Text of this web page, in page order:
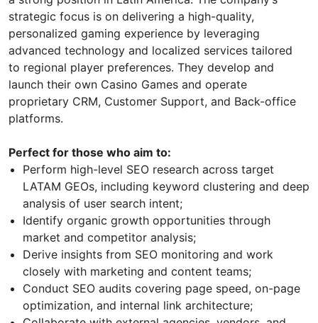
strategic focus is on delivering a high-quality,
personalized gaming experience by leveraging
advanced technology and localized services tailored
to regional player preferences. They develop and
launch their own Casino Games and operate
proprietary CRM, Customer Support, and Back-office
platforms.
Perfect for those who aim to:
Perform high-level SEO research across target
LATAM GEOs, including keyword clustering and deep
analysis of user search intent;
Identify organic growth opportunities through
market and competitor analysis;
Derive insights from SEO monitoring and work
closely with marketing and content teams;
Conduct SEO audits covering page speed, on-page
optimization, and internal link architecture;